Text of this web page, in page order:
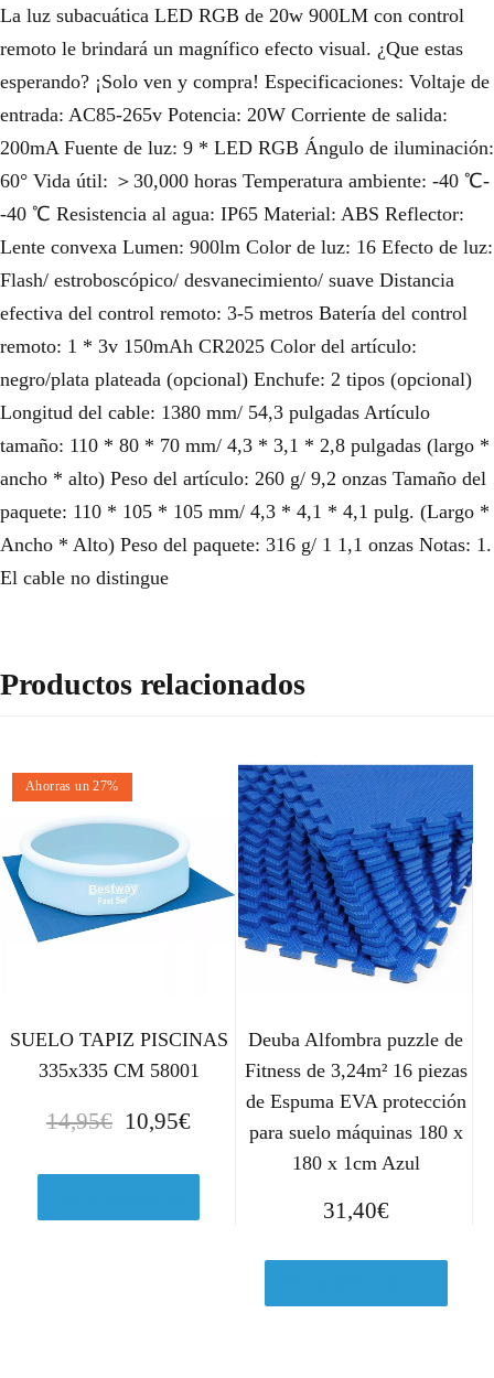
La luz subacuática LED RGB de 20w 900LM con control
remoto le brindará un magnífico efecto visual. ¿Que estas
esperando? ¡Solo ven y compra! Especificaciones: Voltaje de
entrada: AC85-265v Potencia: 20W Corriente de salida:
200mA Fuente de luz: 9 * LED RGB Ángulo de iluminación:
60° Vida útil: ＞30,000 horas Temperatura ambiente: -40 ℃-
-40 ℃ Resistencia al agua: IP65 Material: ABS Reflector:
Lente convexa Lumen: 900lm Color de luz: 16 Efecto de luz:
Flash/ estroboscópico/ desvanecimiento/ suave Distancia
efectiva del control remoto: 3-5 metros Batería del control
remoto: 1 * 3v 150mAh CR2025 Color del artículo:
negro/plata plateada (opcional) Enchufe: 2 tipos (opcional)
Longitud del cable: 1380 mm/ 54,3 pulgadas Artículo
tamaño: 110 * 80 * 70 mm/ 4,3 * 3,1 * 2,8 pulgadas (largo *
ancho * alto) Peso del artículo: 260 g/ 9,2 onzas Tamaño del
paquete: 110 * 105 * 105 mm/ 4,3 * 4,1 * 4,1 pulg. (Largo *
Ancho * Alto) Peso del paquete: 316 g/ 1 1,1 onzas Notas: 1.
El cable no distingue
Productos relacionados
Ahorras un 27%
SUELO TAPIZ PISCINAS
335x335 CM 58001
14,95€ E
p
e
10,95€
p
e
Deuba Alfombra puzzle de
Fitness de 3,24m² 16 piezas
de Espuma EVA protección
para suelo máquinas 180 x
180 x 1cm Azul
31,40€